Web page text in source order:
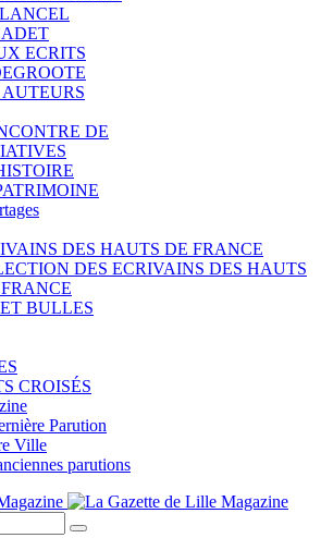
ECRITS
DE
DES HAUTS DE FRANCE
DES ECRIVAINS DES HAUTS
BULLES
CROISÉS
Parution
Ville
parutions